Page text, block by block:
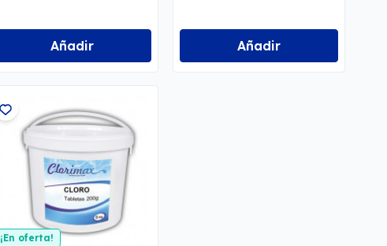
Añadir Añadir
¡En oferta!